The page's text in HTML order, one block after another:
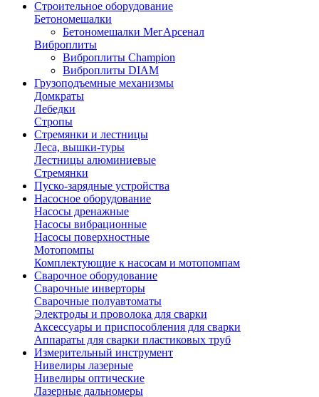
Строительное оборудование
Бетономешалки
Бетономешалки МегАрсенал
Виброплиты
Виброплиты Champion
Виброплиты DIAM
Грузоподъемные механизмы
Домкраты
Лебедки
Стропы
Стремянки и лестницы
Леса, вышки-туры
Лестницы алюминиевые
Стремянки
Пуско-зарядные устройства
Насосное оборудование
Насосы дренажные
Насосы вибрационные
Насосы поверхностные
Мотопомпы
Комплектующие к насосам и мотопомпам
Сварочное оборудование
Сварочные инверторы
Сварочные полуавтоматы
Электроды и проволока для сварки
Аксессуары и приспособления для сварки
Аппараты для сварки пластиковых труб
Измерительный инструмент
Нивелиры лазерные
Нивелиры оптические
Лазерные дальномеры